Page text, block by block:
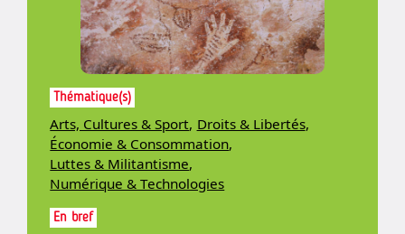
Thématique(s)
Arts, Cultures & Sport, Droits & Libertés,
Économie & Consommation,
Luttes & Militantisme,
Numérique & Technologies
En bref